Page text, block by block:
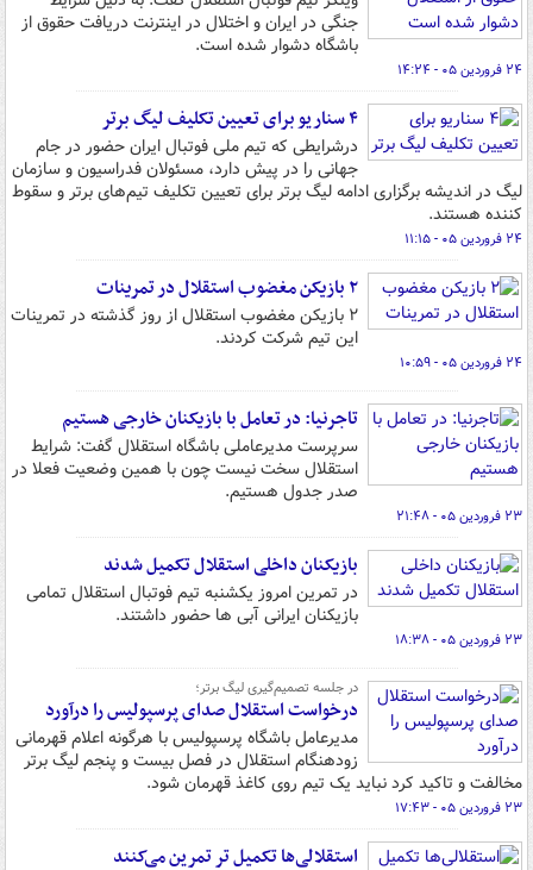
جنگی در ایران و اختلال در اینترنت دریافت حقوق از
باشگاه دشوار شده است.
۲۴ فروردین ۰۵ - ۱۴:۲۴
۴ سناریو برای تعیین تکلیف لیگ برتر
درشرایطی که تیم ملی فوتبال ایران حضور در جام
جهانی را در پیش دارد، مسئولان فدراسیون و سازمان
لیگ در اندیشه برگزاری ادامه لیگ برتر برای تعیین تکلیف تیم‌های برتر و سقوط
کننده هستند.
۲۴ فروردین ۰۵ - ۱۱:۱۵
۲ بازیکن مغضوب استقلال در تمرینات
۲ بازیکن مغضوب استقلال از روز گذشته در تمرینات
این تیم شرکت کردند.
۲۴ فروردین ۰۵ - ۱۰:۵۹
تاجرنیا: در تعامل با بازیکنان خارجی هستیم
سرپرست مدیرعاملی باشگاه استقلال گفت: شرایط
استقلال سخت نیست چون با همین وضعیت فعلا در
صدر جدول هستیم.
۲۳ فروردین ۰۵ - ۲۱:۴۸
بازیکنان داخلی استقلال تکمیل شدند
در تمرین امروز یکشنبه تیم فوتبال استقلال تمامی
بازیکنان ایرانی آبی ها حضور داشتند.
۲۳ فروردین ۰۵ - ۱۸:۳۸
در جلسه تصمیم‌گیری لیگ برتر؛
درخواست استقلال صدای پرسپولیس را درآورد
مدیرعامل باشگاه پرسپولیس با هرگونه اعلام قهرمانی
زودهنگام استقلال در فصل بیست و پنجم لیگ برتر
مخالفت و تاکید کرد نباید یک تیم روی کاغذ قهرمان شود.
۲۳ فروردین ۰۵ - ۱۷:۴۳
استقلالی‌ها تکمیل تر تمرین می‌کنند